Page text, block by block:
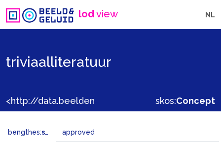
lodview NL
triviaalliteratuur
skos:Concept
bengthes:status approved